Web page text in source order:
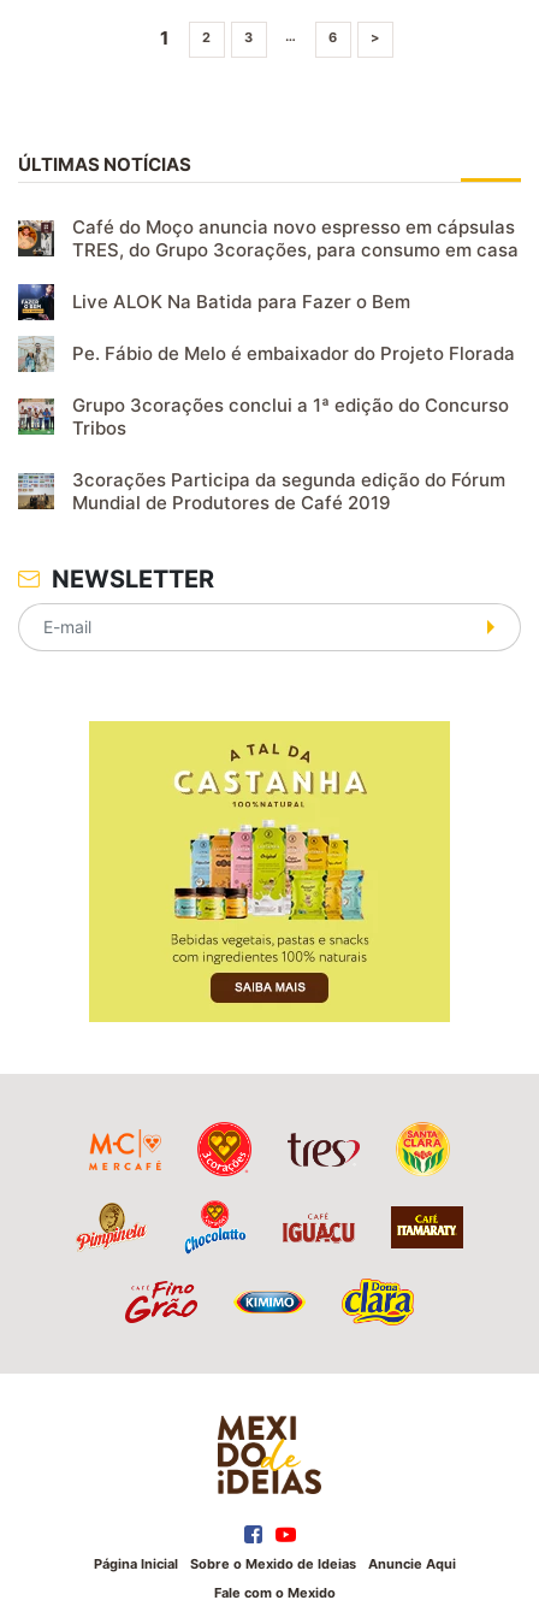
1 2 3 … 6 >
ÚLTIMAS NOTÍCIAS
Café do Moço anuncia novo espresso em cápsulas
TRES, do Grupo 3corações, para consumo em casa
Live ALOK Na Batida para Fazer o Bem
Pe. Fábio de Melo é embaixador do Projeto Florada
Grupo 3corações conclui a 1ª edição do Concurso
Tribos
3corações Participa da segunda edição do Fórum
Mundial de Produtores de Café 2019
NEWSLETTER
Página Inicial Sobre o Mexido de Ideias
Anuncie Aqui
Fale com o Mexido